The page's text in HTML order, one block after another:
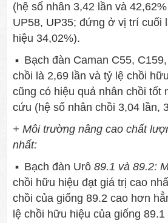
(hệ số nhân 3,42 lần và
UP58, UP35; đứng ở vị trí cuối
hiệu 34,02%).
Bạch đàn Caman C55,
chồi là 2,69 lần và tỷ lệ chồi
cũng có hiệu quả nhân chồi tốt
cứu (hệ số nhân chồi 3,04 lần,
+ Môi trường nâng cao chất
nhất:
Bạch đàn Urô89.1 và 89.2:
chồi hữu hiệu đạt giá trị cao
chồi của giống 89.2 cao hơn
lệ chồi hữu hiệu của giống